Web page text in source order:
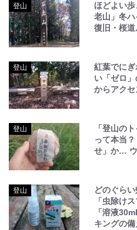
登山
ほどよい
老山」冬ハ
復旧・桜道
登山
紅葉でに
い「ゼロ」
からアク
登山
「登山の
って本当
せ」か… ウ
登山
どのぐら
「虫除け
「溶液
キングの備